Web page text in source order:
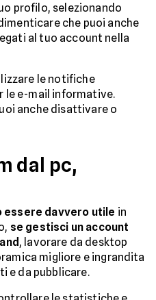
profilo, selezionando
che puoi anche
al tuo account nella
le notifiche
le e-mail informative.
anche disattivare o
dal pc,
essere davvero utile in
se gestisci un account
, lavorare da desktop
migliore e ingrandita
e da pubblicare.